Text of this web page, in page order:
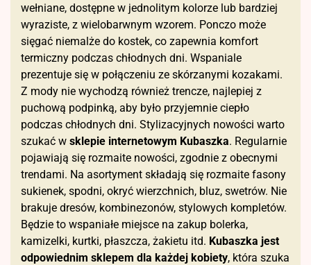
wełniane, dostępne w jednolitym kolorze lub bardziej
wyraziste, z wielobarwnym wzorem. Ponczo może
sięgać niemalże do kostek, co zapewnia komfort
termiczny podczas chłodnych dni. Wspaniale
prezentuje się w połączeniu ze skórzanymi kozakami.
Z mody nie wychodzą również trencze, najlepiej z
puchową podpinką, aby było przyjemnie ciepło
podczas chłodnych dni. Stylizacyjnych nowości warto
szukać w sklepie internetowym Kubaszka. Regularnie
pojawiają się rozmaite nowości, zgodnie z obecnymi
trendami. Na asortyment składają się rozmaite fasony
sukienek, spodni, okryć wierzchnich, bluz, swetrów. Nie
brakuje dresów, kombinezonów, stylowych kompletów.
Będzie to wspaniałe miejsce na zakup bolerka,
kamizelki, kurtki, płaszcza, żakietu itd. Kubaszka jest
odpowiednim sklepem dla każdej kobiety, która szuka